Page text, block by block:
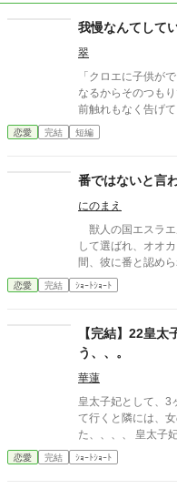
我慢なんてして
翠
「クロエに子供が
なるからそのつもりでいてくれ」 普段
前触れもなく告げ
間”の契約を終わらせることにした
とはしない。 不要なも
切り捨ててしまい
恋愛 完結 短編
番ではないと言
にのまえ
獣人の国エスラエ
して選ばれ、オオ
間、彼に番と認め
まま冷遇され続ける。 それでも王妃として国に尽くして
ノーだったが、あ
決意し、国を去ろうとする。 しかしその
家の襲撃に遭い、
に広域回復魔法で多くの命を救う
わりのはずだった。 だが次に目を覚ますと、スノーは三年前の
結婚式当日に戻っ
式の誓いの瞬間へと戻される。 番から
度も死を選ぶが――
恋愛 完結 ｼｮｰﾄｼｮｰﾄ
【完結】22皇
う、、。
華蓮
皇太子妃として、3
て行くと隣には、女の人
た、、、、 皇太子妃の運命は、どうなるのでしょう？ 指導係、教
育係編Part1
恋愛 完結 ｼｮｰﾄｼｮｰﾄ